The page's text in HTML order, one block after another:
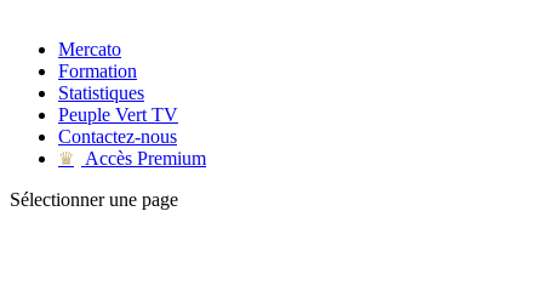
Mercato
Formation
Statistiques
Peuple Vert TV
Contactez-nous
♛
Accès Premium
Sélectionner une page